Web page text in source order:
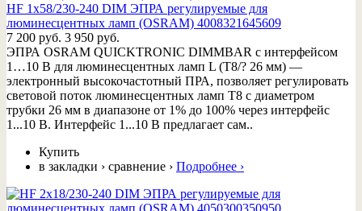
HF 1x58/230-240 DIM ЭПРА регулируемые для
люминесцентных ламп (OSRAM) 4008321645609
7 200 руб. 3 950 руб.
ЭПРА OSRAM QUICKTRONIC DIMMBAR с интерфейсом
1…10 В для люминесцентных ламп L (T8/? 26 мм) —
электронный высокочастотный ПРА, позволяет регулировать
световой поток люминесцентных ламп Т8 с диаметром
трубки 26 мм в диапазоне от 1% до 100% через интерфейс
1...10 В. Интерфейс 1...10 В предлагает сам..
Купить
в закладки › сравнение › Подробнее ›